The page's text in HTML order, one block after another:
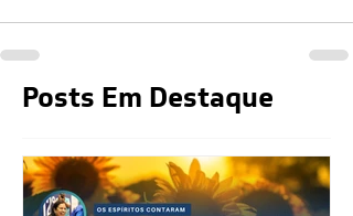
Posts Em Destaque